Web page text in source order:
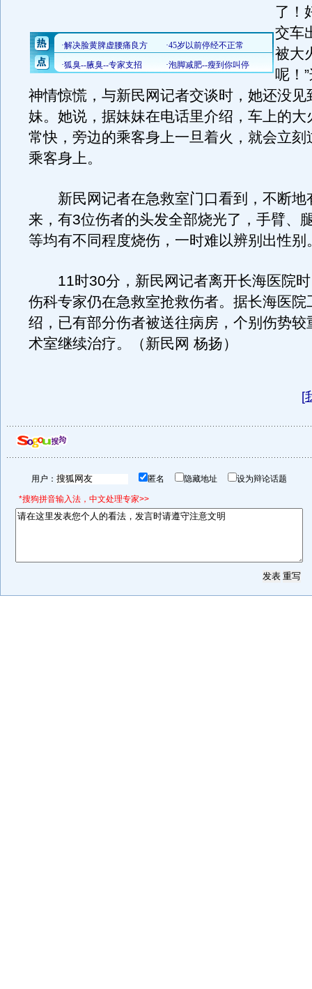
了！
交车
被大
呢！
神情惊慌，与新民网记者交谈时，她还没见
妹。她说，据妹妹在电话里介绍，车上的大
常快，旁边的乘客身上一旦着火，就会立刻
乘客身上。
新民网记者在急救室门口看到，不断地
来，有3位伤者的头发全部烧光了，手臂、
等均有不同程度烧伤，一时难以辨别出性别
11时30分，新民网记者离开长海医院时
伤科专家仍在急救室抢救伤者。据长海医院
绍，已有部分伤者被送往病房，个别伤势较
术室继续治疗。（新民网 杨扬）
[
用户： 匿名 隐藏地址 设为辩论话题
*搜狗拼音输入法，中文处理专家>>